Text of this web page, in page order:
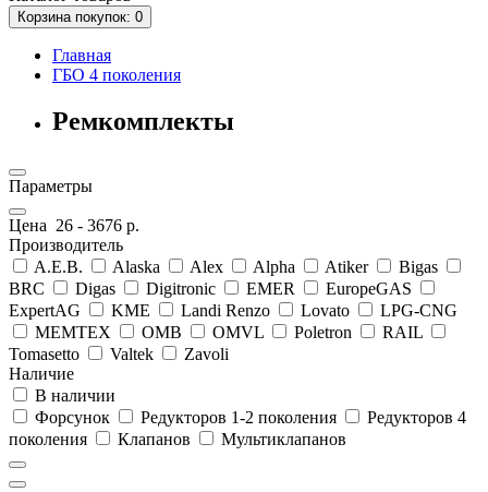
Корзина покупок: 0
Главная
ГБО 4 поколения
Ремкомплекты
Параметры
Цена 26 - 3676 р.
Производитель
A.E.B.
Alaska Alex Alpha Atiker
Bigas
BRC
Digas Digitronic EMER
EuropeGAS
ExpertAG
KME Landi Renzo Lovato
LPG-CNG
MEMTEX
OMB OMVL Poletron
RAIL
Tomasetto
Valtek
Zavoli
Наличие
В наличии
Форсунок
Редукторов 1-2 поколения
Редукторов 4
поколения
Клапанов Мультиклапанов